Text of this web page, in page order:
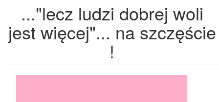
..."lecz ludzi dobrej woli
jest więcej"... na szczęście
!